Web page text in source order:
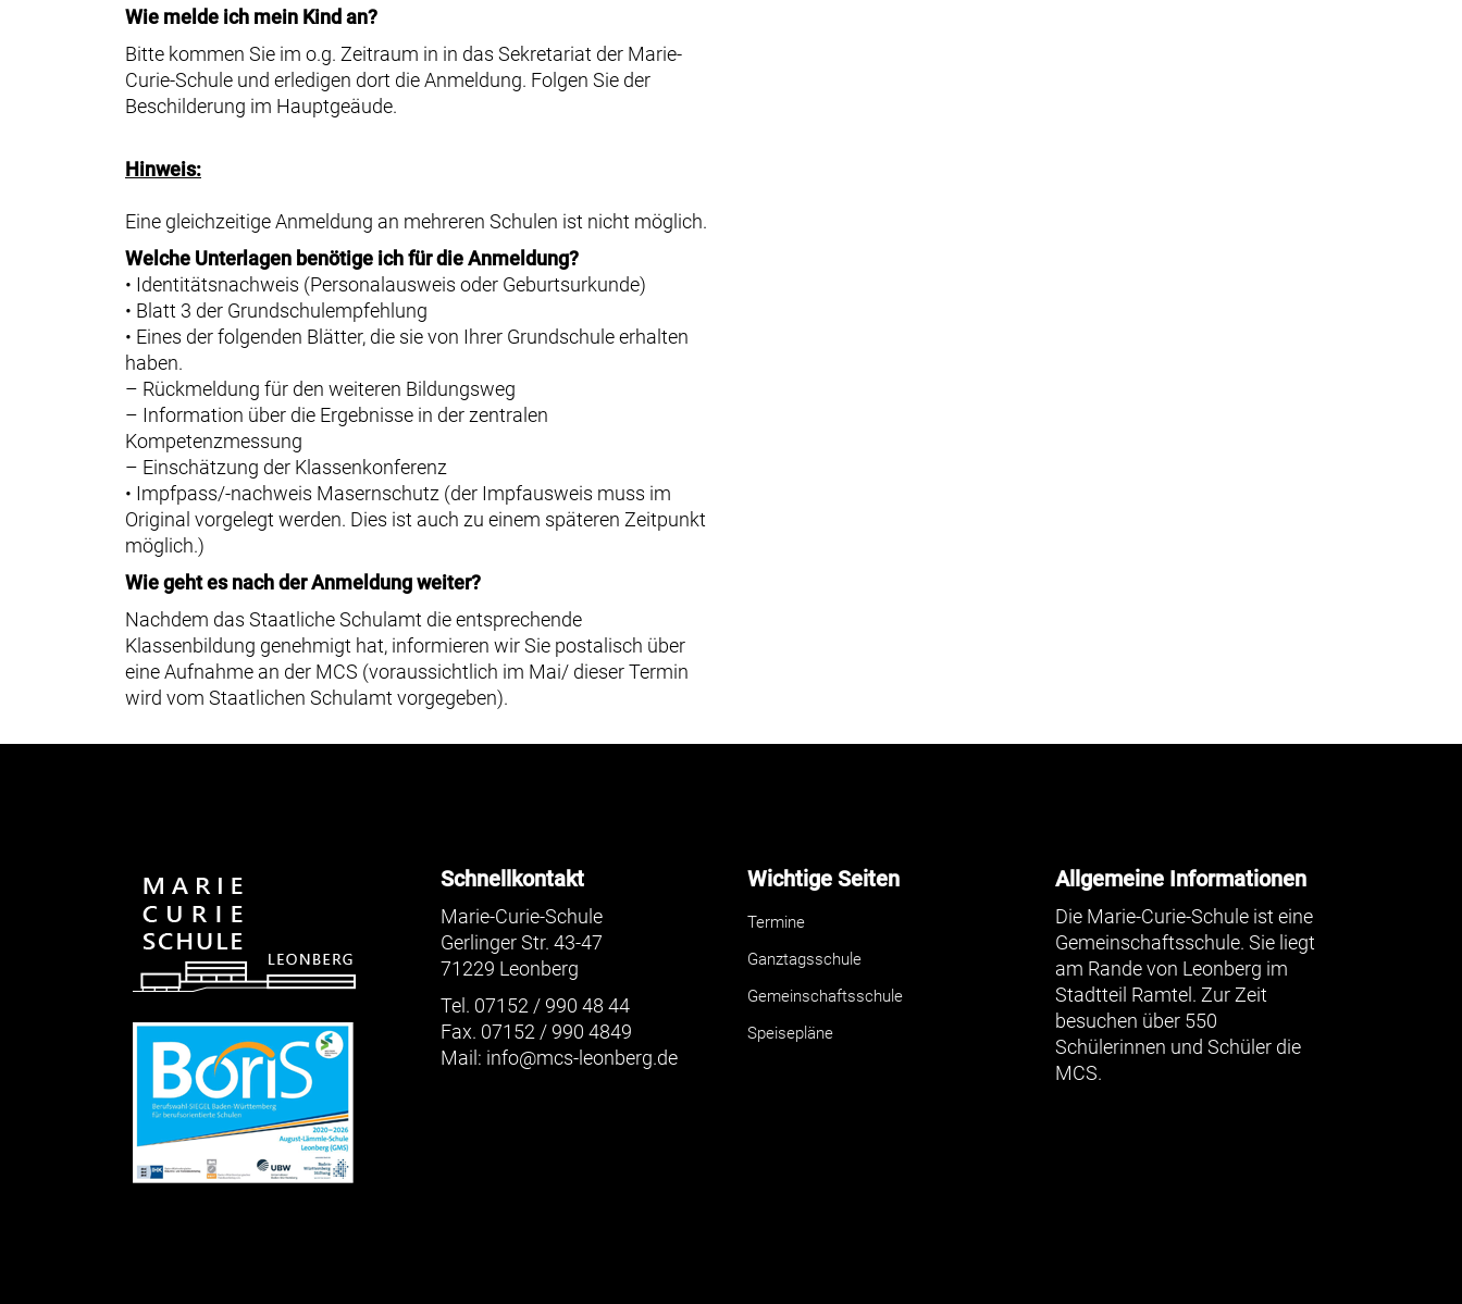
Wie melde ich mein Kind an?
Bitte kommen Sie im o.g. Zeitraum in in das Sekretariat der Marie-
Curie-Schule und erledigen dort die Anmeldung. Folgen Sie der
Beschilderung im Hauptgeäude.
Hinweis:
Eine gleichzeitige Anmeldung an mehreren Schulen ist nicht möglich.
Welche Unterlagen benötige ich für die Anmeldung?
• Identitätsnachweis (Personalausweis oder Geburtsurkunde)
• Blatt 3 der Grundschulempfehlung
• Eines der folgenden Blätter, die sie von Ihrer Grundschule erhalten
haben.
– Rückmeldung für den weiteren Bildungsweg
– Information über die Ergebnisse in der zentralen
Kompetenzmessung
– Einschätzung der Klassenkonferenz
• Impfpass/-nachweis Masernschutz (der Impfausweis muss im
Original vorgelegt werden. Dies ist auch zu einem späteren Zeitpunkt
möglich.)
Wie geht es nach der Anmeldung weiter?
Nachdem das Staatliche Schulamt die entsprechende
Klassenbildung genehmigt hat, informieren wir Sie postalisch über
eine Aufnahme an der MCS (voraussichtlich im Mai/ dieser Termin
wird vom Staatlichen Schulamt vorgegeben).
Schnellkontakt
Marie-Curie-Schule
Gerlinger Str. 43-47
71229 Leonberg
Tel. 07152 / 990 48 44
Fax. 07152 / 990 4849
Mail: info@mcs-leonberg.de
Wichtige Seiten
Termine
Ganztagsschule
Gemeinschaftsschule
Speisepläne
Allgemeine Informationen
Die Marie-Curie-Schule ist eine
Gemeinschaftsschule. Sie liegt
am Rande von Leonberg im
Stadtteil Ramtel. Zur Zeit
besuchen über 550
Schülerinnen und Schüler die
MCS.